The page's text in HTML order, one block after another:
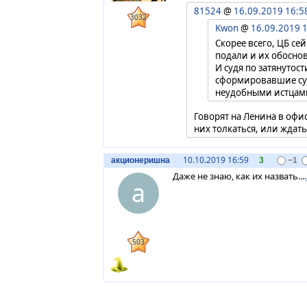
3032 81524@ 16.09.2019
Kwon@ 16.09.2019
Скорее всего, ЦБ
подали и их
И судя по
сформировавшие
неудобными
Говорят на Ленина в
них толкаться, или
акционеришна 10.10.2019 16:59 3 −1
а
503
Даже не знаю, как их назвать....